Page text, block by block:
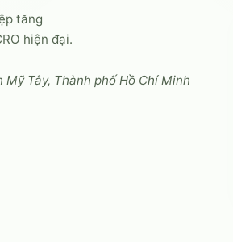
tăng
hiện đại.
Mỹ Tây, Thành phố Hồ Chí Minh